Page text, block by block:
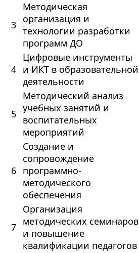
3
Методическая
организация и
технологии разработки
программ ДО
4
Цифровые инструменты
и ИКТ в образовательной
деятельности
5
Методический анализ
учебных занятий и
воспитательных
мероприятий
6
Создание и
сопровождение
программно-
методического
обеспечения
7
Организация
методических семинаров
и повышение
квалификации педагогов